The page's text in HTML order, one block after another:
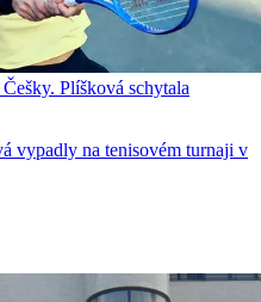
Plíšková schytala
vypadly na tenisovém turnaji v